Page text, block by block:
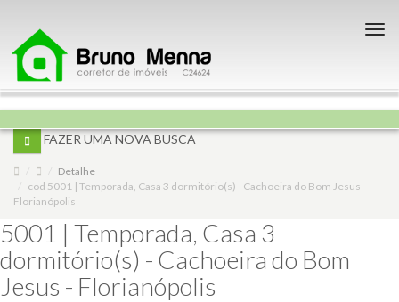
FAZER UMA NOVA BUSCA
Detalhe
cod 5001 | Temporada, Casa 3 dormitório(s) - Cachoeira do Bom Jesus -
Florianópolis
5001 | Temporada, Casa 3
dormitório(s) - Cachoeira do Bom
Jesus - Florianópolis